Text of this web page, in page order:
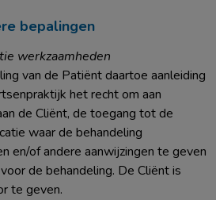
bepalingen
werkzaamheden
van de Patiënt daartoe aanleiding
het recht om aan
de Cliënt, de toegang tot de
waar de behandeling
en/of andere aanwijzingen te geven
de behandeling. De Cliënt is
te geven.